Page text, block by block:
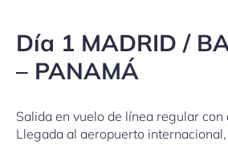
Día 1 MADRID /
– PANAMÁ
Salida en vuelo de línea regular con
Llegada al aeropuerto